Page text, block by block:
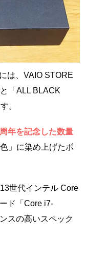
は、VAIO STORE
「ALL BLACK
。
年を記念した数量
」に染め上げたボ
世代インテル Core
ド「Core i7-
スの高いスペック